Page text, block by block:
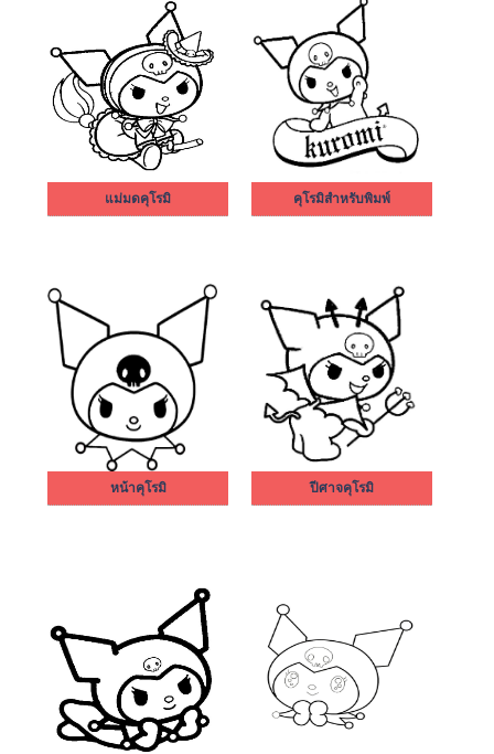
แม่มดคุโรมิ คุโรมิสำหรับพิมพ์
หน้าคุโรมิ ปีศาจคุโรมิ